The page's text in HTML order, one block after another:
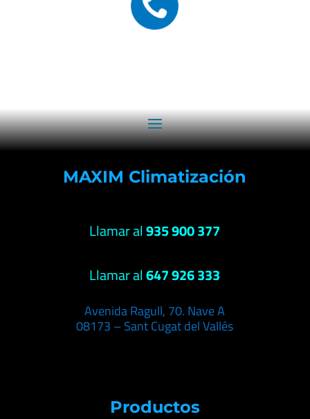
MAXIM Climatización
Llamar al935 900 377
Llamar al647 926 333
Avenida Ragull, 70. Nave A
08173 – Sant Cugat del Vallés
Productos